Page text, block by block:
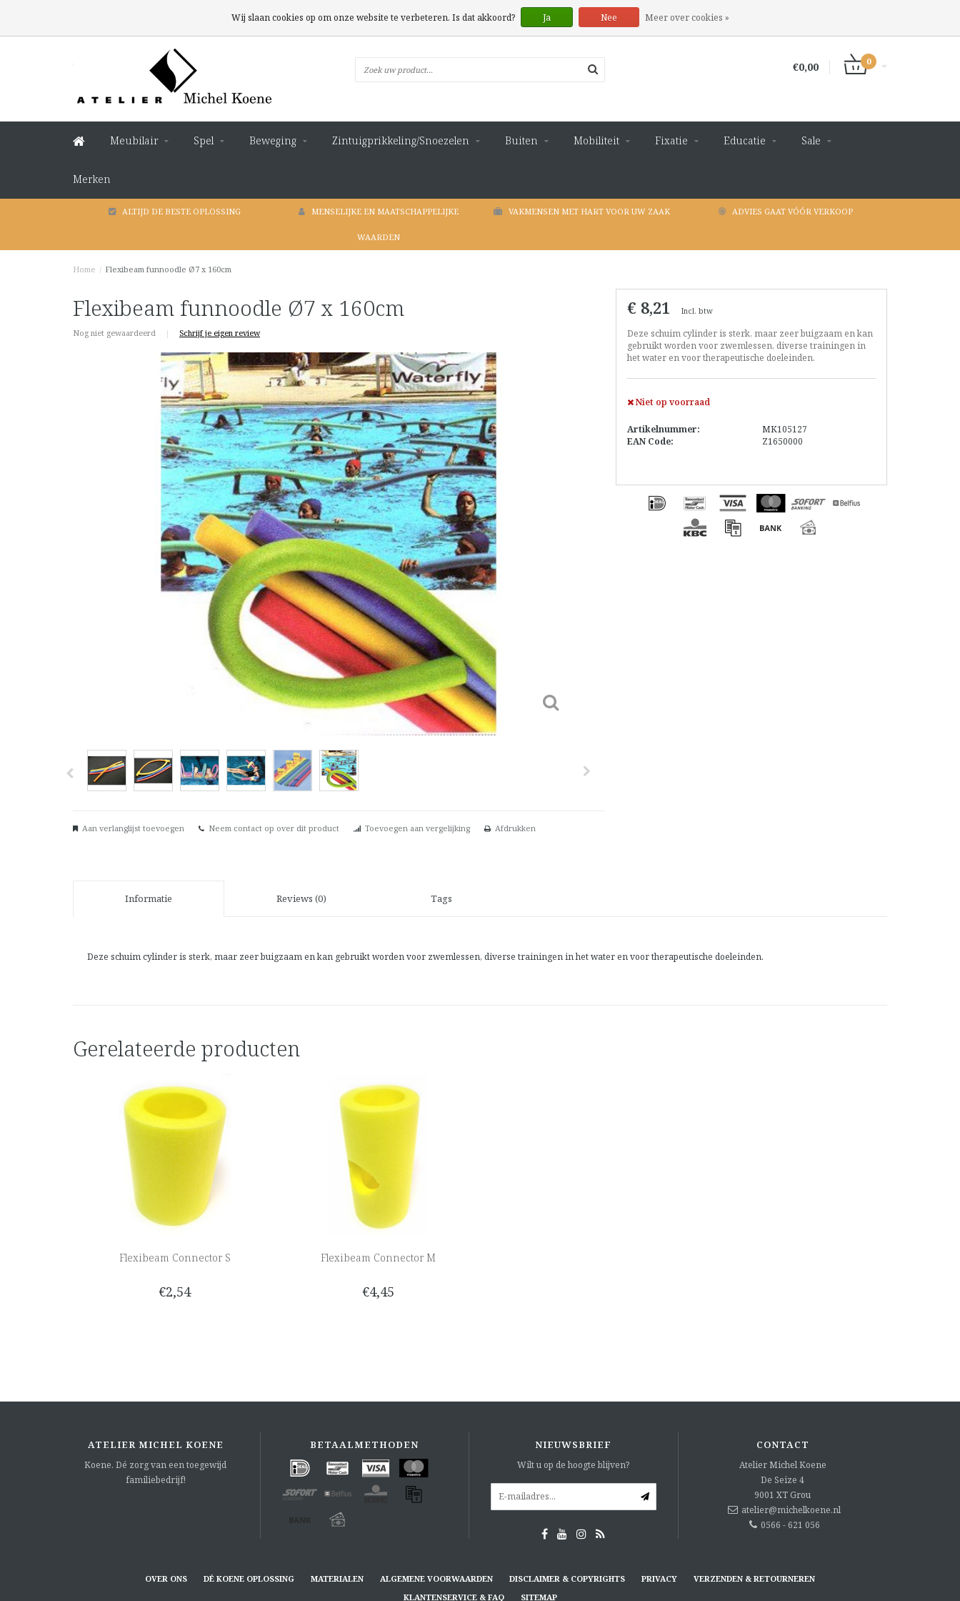
€0,00 0
Meubilair Spel Beweging Zintuigprikkeling/Snoezelen Buiten Mobiliteit Fixatie Educatie Sale
Merken
ALTIJD DE BESTE OPLOSSING MENSELIJKE EN MAATSCHAPPELIJKE
WAARDEN
VAKMENSEN MET HART VOOR UW ZAAK ADVIES GAAT VÓÓR VERKOOP
Home / Flexibeam funnoodle Ø7 x 160cm
Flexibeam funnoodle Ø7 x 160cm
Nog niet gewaardeerd | Schrijf je eigen review
Aan verlanglijst toevoegen Neem contact op over dit product Toevoegen aan vergelijking Afdrukken
€ 8,21 Incl. btw
Deze schuim cylinder is sterk, maar zeer buigzaam en kan
gebruikt worden voor zwemlessen, diverse trainingen in
het water en voor therapeutische doeleinden.
Niet op voorraad
Artikelnummer:
MK105127
EAN Code:
Z1650000
Informatie Reviews (0) Tags
Deze schuim cylinder is sterk, maar zeer buigzaam en kan gebruikt worden voor zwemlessen, diverse trainingen in het water en voor therapeutische doeleinden.
Gerelateerde producten
Flexibeam Connector S
€2,54
Flexibeam Connector M
€4,45
ATELIER MICHEL KOENE
Koene. Dé zorg van een toegewijd
familiebedrijf!
BETAALMETHODEN NIEUWSBRIEF
Wilt u op de hoogte blijven?
CONTACT
Atelier Michel Koene
De Seize 4
9001 XT Grou
atelier@michelkoene.nl
0566 - 621 056
OVER ONS DÉ KOENE OPLOSSING MATERIALEN ALGEMENE VOORWAARDEN DISCLAIMER & COPYRIGHTS PRIVACY
VERZENDEN & RETOURNEREN
KLANTENSERVICE & FAQ
SITEMAP
Wij slaan cookies op om onze website te verbeteren. Is dat akkoord? Ja Nee Meer over cookies »